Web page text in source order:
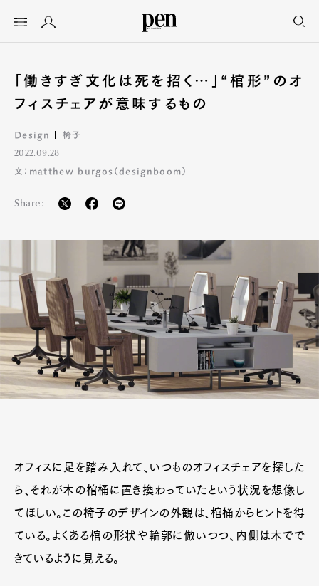
「働きすぎ文化は死を招く…」“棺形”のオ
フィスチェアが意味するもの
Design 椅子
2022.09.28
文：matthew burgos（designboom）
Share:
オフィスに足を踏み入れて、いつものオフィスチェアを探した
ら、それが木の棺桶に置き換わっていたという状況を想像し
てほしい。この椅子のデザインの外観は、棺桶からヒントを得
ている。よくある棺の形状や輪郭に倣いつつ、内側は木でで
きているように見える。